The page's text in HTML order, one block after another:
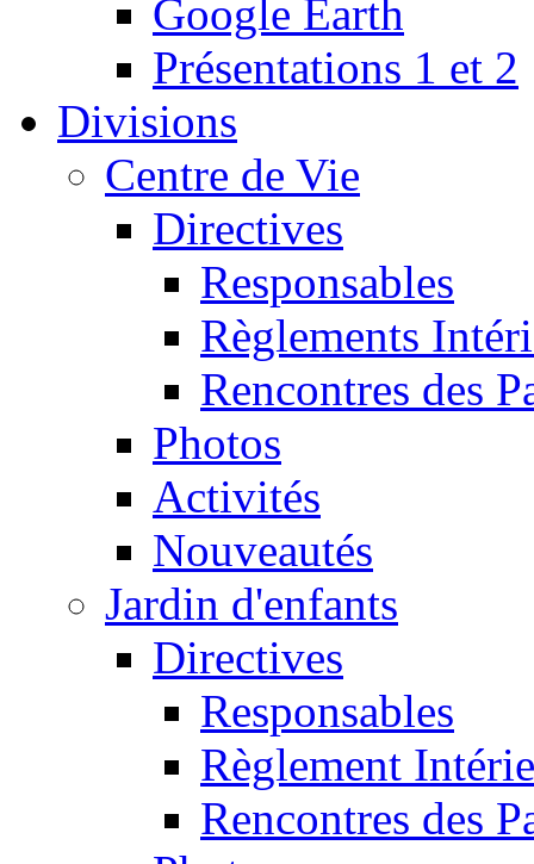
Google Earth
Présentations 1 et 2
Divisions
Centre de Vie
Directives
Responsables
Règlements
Rencontres des
Photos
Activités
Nouveautés
Jardin d'enfants
Directives
Responsables
Règlement
Rencontres des